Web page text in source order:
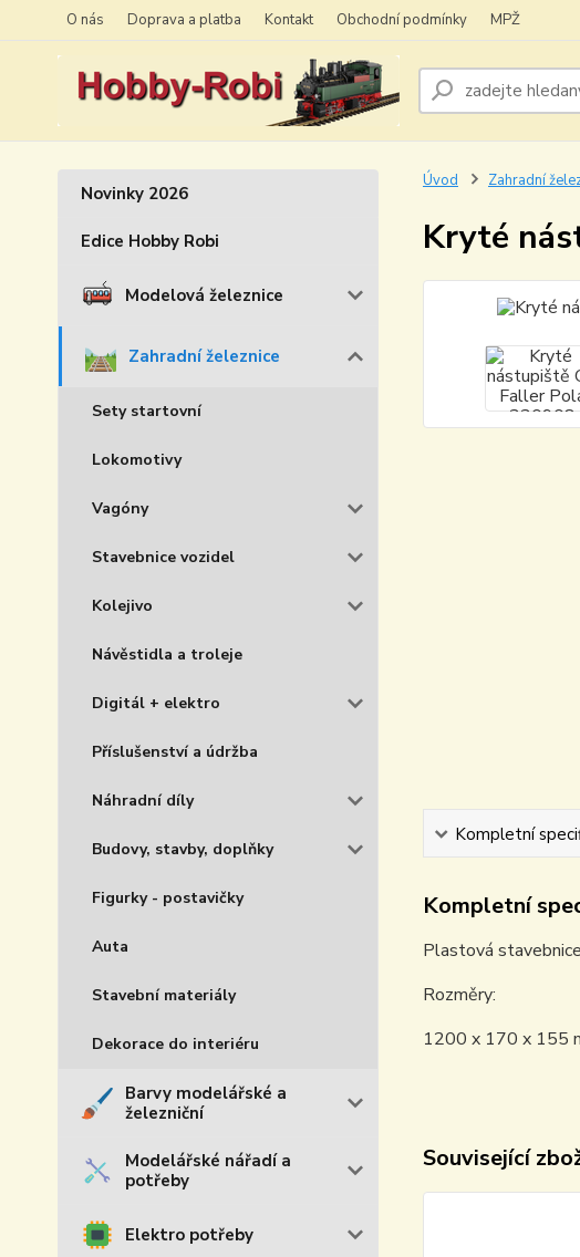
O nás Doprava a platba Kontakt Obchodní podmínky MPŽ
Novinky 2026
Edice Hobby Robi
Modelová železnice
Zahradní železnice
Sety startovní
Lokomotivy
Vagóny
Stavebnice vozidel
Kolejivo
Návěstidla a troleje
Digitál + elektro
Příslušenství a údržba
Náhradní díly
Budovy, stavby, doplňky
Figurky - postavičky
Auta
Stavební materiály
Dekorace do interiéru
Barvy modelářské a
železniční
Modelářské nářadí a
potřeby
Elektro potřeby
Úvod Zahradní
Kryté
Kompletní
Kompletní
Plastová
Rozměry:
1200 x 170 x 155
Související